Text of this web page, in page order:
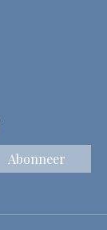
Abonneer